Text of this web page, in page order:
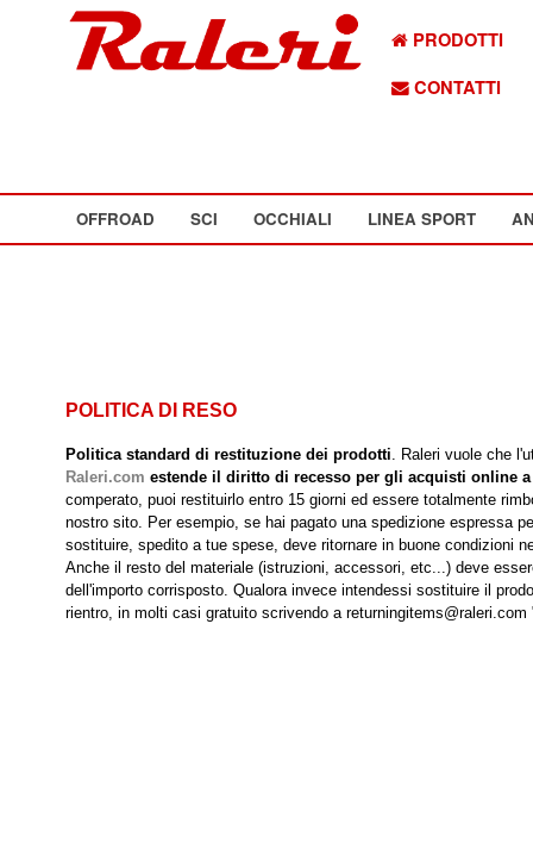
PRODOTTI
CONTATTI
OFFROAD SCI OCCHIALI LINEA SPORT
POLITICA DI RESO
Politica standard di restituzione dei prodotti. Raleri vuole che
Raleri.com estende il diritto di recesso per gli acquisti online
comperato, puoi restituirlo entro 15 giorni ed essere totalmente
nostro sito. Per esempio, se hai pagato una spedizione espressa
sostituire, spedito a tue spese, deve ritornare in buone condizioni
Anche il resto del materiale (istruzioni, accessori, etc...) deve
dell'importo corrisposto. Qualora invece intendessi sostituire il
rientro, in molti casi gratuito scrivendo a